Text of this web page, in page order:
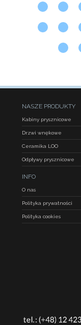
NASZE PRODUKTY
Kabiny prysznicowe
Drzwi wnękowe
Ceramika LOO
Odpływy prysznicowe
INFO
O nas
Polityka prywatności
Polityka cookies